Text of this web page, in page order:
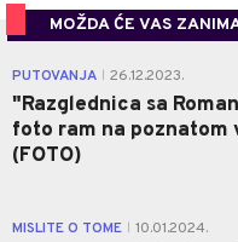
MOŽDA ĆE VAS
PUTOVANJA 26.12.2023.
"Razglednica sa
foto ram na poznatom
(FOTO)
MISLITE O TOME 10.01.2024.